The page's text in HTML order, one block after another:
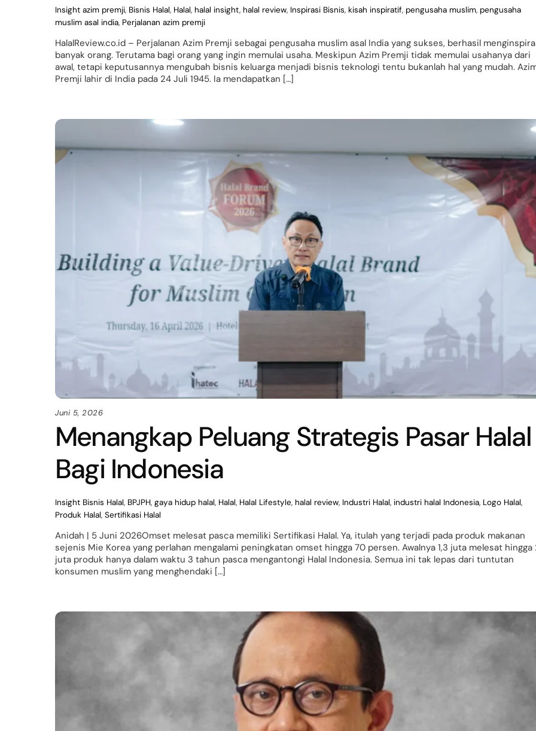
Insight azim premji, Bisnis Halal, Halal, halal insight, halal review, Inspirasi Bisnis, kisah inspiratif, pengusaha muslim, pengusaha
muslim asal india, Perjalanan azim premji
HalalReview.co.id – Perjalanan Azim Premji sebagai pengusaha muslim asal India yang sukses, berhasil
banyak orang. Terutama bagi orang yang ingin memulai usaha. Meskipun Azim Premji tidak memulai usahanya dari
awal, tetapi keputusannya mengubah bisnis keluarga menjadi bisnis teknologi tentu bukanlah hal yang mudah.
Premji lahir di India pada 24 Juli 1945. Ia mendapatkan […]
Juni 5, 2026
Menangkap Peluang Strategis Pasar Halal
Bagi Indonesia
Insight Bisnis Halal, BPJPH, gaya hidup halal, Halal, Halal Lifestyle, halal review, Industri Halal, industri halal Indonesia, Logo Halal,
Produk Halal, Sertifikasi Halal
Anidah | 5 Juni 2026Omset melesat pasca memiliki Sertifikasi Halal. Ya, itulah yang terjadi pada produk makanan
sejenis Mie Korea yang perlahan mengalami peningkatan omset hingga 70 persen. Awalnya 1,3 juta melesat hingga
juta produk hanya dalam waktu 3 tahun pasca mengantongi Halal Indonesia. Semua ini tak lepas dari tuntutan
konsumen muslim yang menghendaki […]